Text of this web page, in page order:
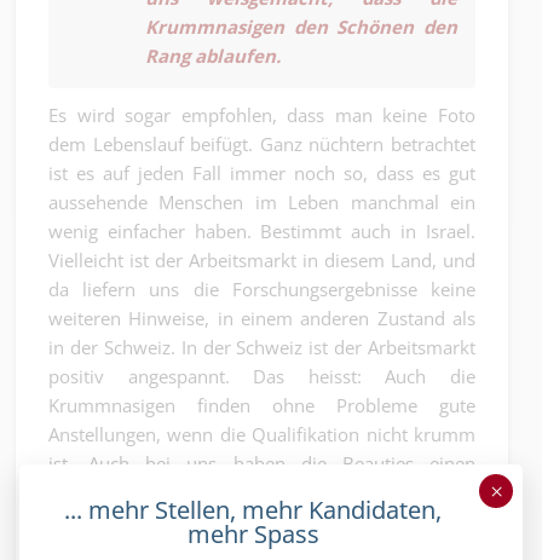
Krummnasigen den Schönen den
Rang ablaufen.
Es wird sogar empfohlen, dass man keine Foto
dem Lebenslauf beifügt. Ganz nüchtern betrachtet
ist es auf jeden Fall immer noch so, dass es gut
aussehende Menschen im Leben manchmal ein
wenig einfacher haben. Bestimmt auch in Israel.
Vielleicht ist der Arbeitsmarkt in diesem Land, und
da liefern uns die Forschungsergebnisse keine
weiteren Hinweise, in einem anderen Zustand als
in der Schweiz. In der Schweiz ist der Arbeitsmarkt
positiv angespannt. Das heisst: Auch die
Krummnasigen finden ohne Probleme gute
Anstellungen, wenn die Qualifikation nicht krumm
ist. Auch bei uns haben die Beauties einen
Erfolgreiche Volkswirtschaften sind dann
erfolgreich, wenn die Schönheit der Bewerbenden
... mehr Stellen, mehr Kandidaten,
mehr Spass
×